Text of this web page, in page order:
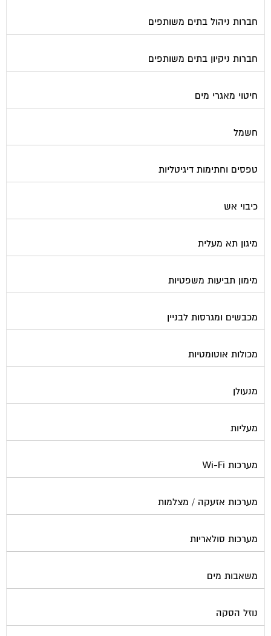
חברות ניהול בתים משותפים
חברות ניקיון בתים משותפים
חיטוי מאגרי מים
חשמל
טפסים וחתימות דיגיטליות
כיבוי אש
מיגון תא מעלית
מימון תביעות משפטיות
מכבשים ומגרסות לבניין
מכולות אוטומטיות
מנעולן
מעליות
מערכות Wi-Fi
מערכות אזעקה / מצלמות
מערכות סולאריות
משאבות מים
נוזל הסקה